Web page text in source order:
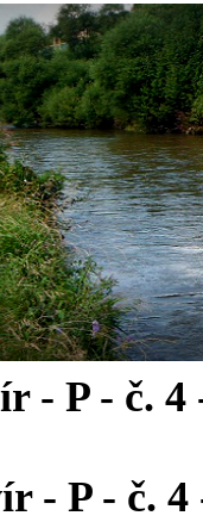
- P - č. 4
- P - č.